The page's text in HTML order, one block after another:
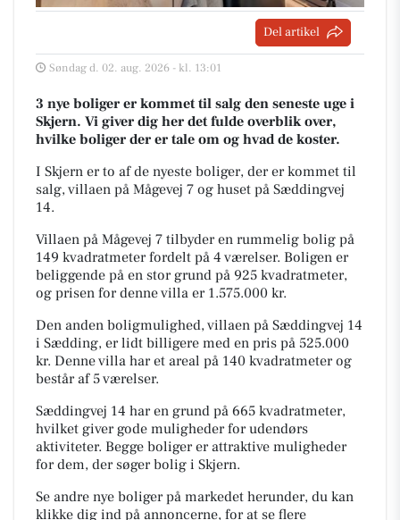
Del artikel
Søndag d. 02. aug. 2026 - kl. 13:01
3 nye boliger er kommet til salg den seneste uge i
Skjern. Vi giver dig her det fulde overblik over,
hvilke boliger der er tale om og hvad de koster.
I Skjern er to af de nyeste boliger, der er kommet til
salg, villaen på Mågevej 7 og huset på Sæddingvej
14.
Villaen på Mågevej 7 tilbyder en rummelig bolig på
149 kvadratmeter fordelt på 4 værelser. Boligen er
beliggende på en stor grund på 925 kvadratmeter,
og prisen for denne villa er 1.575.000 kr.
Den anden boligmulighed, villaen på Sæddingvej 14
i Sædding, er lidt billigere med en pris på 525.000
kr. Denne villa har et areal på 140 kvadratmeter og
består af 5 værelser.
Sæddingvej 14 har en grund på 665 kvadratmeter,
hvilket giver gode muligheder for udendørs
aktiviteter. Begge boliger er attraktive muligheder
for dem, der søger bolig i Skjern.
Se andre nye boliger på markedet herunder, du kan
klikke dig ind på annoncerne, for at se flere